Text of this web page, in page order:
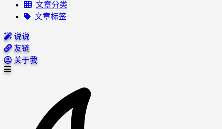
文章分类
文章标签
说说
友链
关于我